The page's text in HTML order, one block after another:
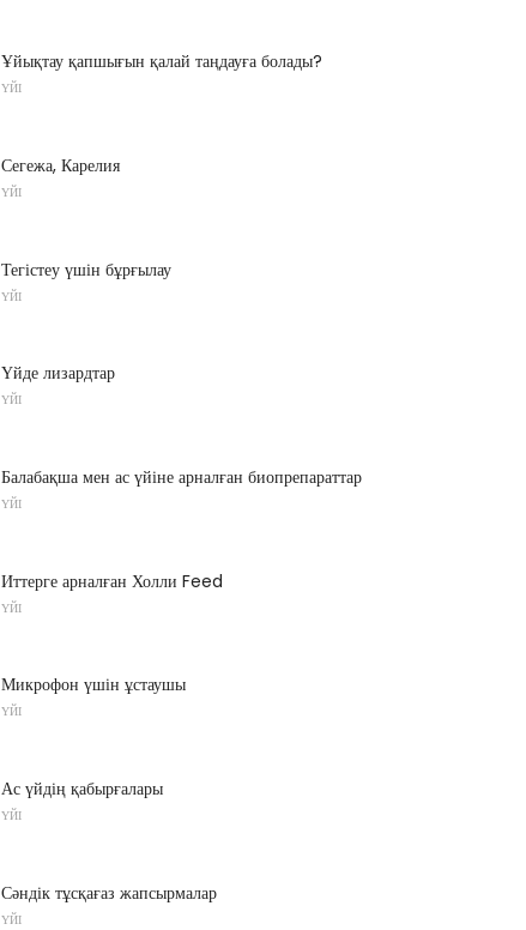
Ұйықтау қапшығын қалай таңдауға болады?
ҮЙІ
Сегежа, Карелия
ҮЙІ
Тегістеу үшін бұрғылау
ҮЙІ
Үйде лизардтар
ҮЙІ
Балабақша мен ас үйіне арналған биопрепараттар
ҮЙІ
Иттерге арналған Холли Feed
ҮЙІ
Микрофон үшін ұстаушы
ҮЙІ
Ас үйдің қабырғалары
ҮЙІ
Сәндік тұсқағаз жапсырмалар
ҮЙІ